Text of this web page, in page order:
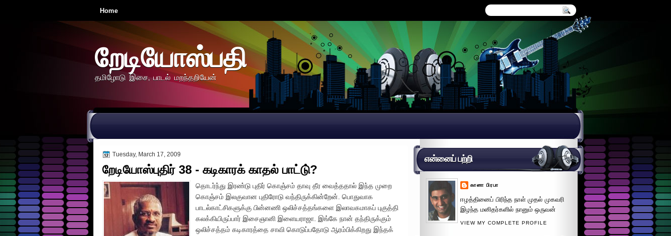
Home
றேடியோஸ்பதி
தமிழோடு இசை, பாடல் மறந்தறியேன்
Tuesday, March 17, 2009
றேடியோஸ்புதிர் 38 - கடிகாரக் காதல் பாட்டு்?
தொடர்ந்து இரண்டு புதிர் கொஞ்சம் தாவு தீர வைத்ததால் இந்த முறை
கொஞ்சம் இலகுவான புதிரோடு வந்திருக்கின்றேன். பொதுவாக
பாடல்காட்சிகளுக்கு பின்னணி ஒலிச்சத்தங்களை இலாவகமாகப் புகுத்தி
கலக்கியிருப்பார் இசைஞானி இளையராஜா. இங்கே நான் தந்திருக்கும்
ஒலிச்சத்தம் கடிகாரத்தை சாவி கொடுப்பதோடு ஆரம்பிக்கிறது இந்தக்
என்னைப் பற்றி
கானா பிரபா
ஈழத்தினைப் பிரிந்த நாள் முதல் முகவரி
இழந்த மனிதர்களில் நானும் ஒருவன்
VIEW MY COMPLETE PROFILE